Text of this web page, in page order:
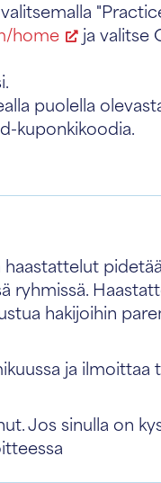
home
ja valitse
puolella
kuponkikoodia.
ryhmissä.
hakijoihin
ja ilmoittaa
Jos sinulla on